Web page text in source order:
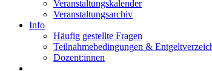
Veranstaltungskalender
Veranstaltungsarchiv
Info
Häufig gestellte Fragen
Teilnahmebedingungen &
Dozent:innen